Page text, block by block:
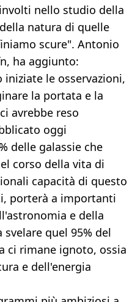
nello studio della
natura di quelle
scure". Antonio
ha aggiunto:
iniziate le osservazioni,
la portata e la
avrebbe reso
oggi
delle galassie che
corso della vita di
capacità di questo
porterà a importanti
e della
quel 95% del
ci rimane ignoto, ossia
e dell'energia